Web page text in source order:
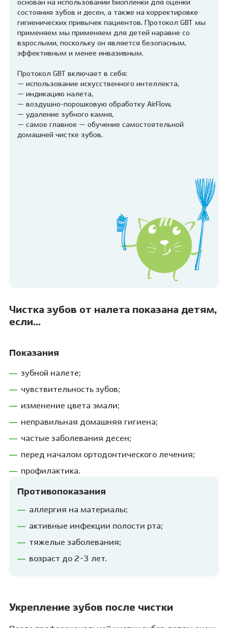
основан на использовании биопленки для оценки
состояния зубов и десен, а также на корректировке
гигиенических привычек пациентов. Протокол GBT мы
применяем мы применяем для детей наравне со
взрослыми, поскольку он является безопасным,
эффективным и менее инвазивным.
Протокол GBT включает в себя:
— использование искусственного интеллекта,
— индикацию налета,
— воздушно-порошковую обработку AirFlow,
— удаление зубного камня,
— самое главное — обучение самостоятельной
домашней чистке зубов.
Чистка зубов от налета показана детям,
если…
Показания
зубной налете;
чувствительность зубов;
изменение цвета эмали;
неправильная домашняя гигиена;
частые заболевания десен;
перед началом ортодонтического лечения;
профилактика.
Противопоказания
аллергия на материалы;
активные инфекции полости рта;
тяжелые заболевания;
возраст до 2-3 лет.
Укрепление зубов после чистки